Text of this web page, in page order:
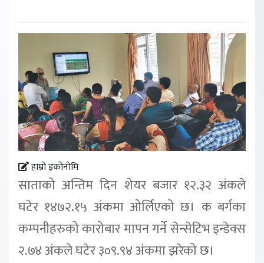
हाम्रो इकोनोमि
साताको अन्तिम दिन शेयर बजार १२.३२ अंकले
घटेर १४७२.१५ अंकमा ओर्लिएको छ। क बर्गका
कम्पनीहरुको कारोबार मापन गर्ने सेन्सेटिभ इन्डेक्स
२.७४ अंकले घटेर ३०९.९४ अंकमा झरेको छ।